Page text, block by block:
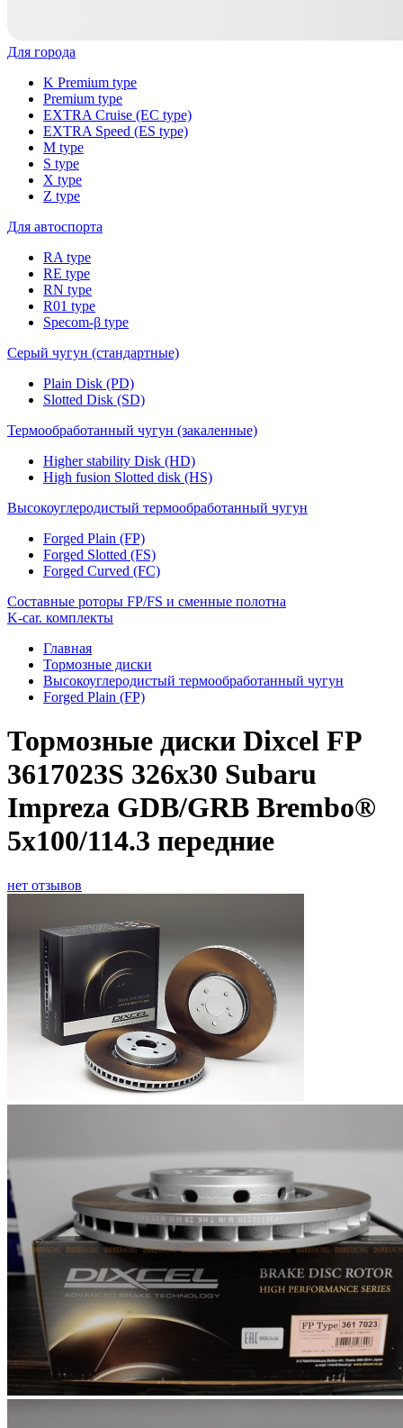
Для города
K Premium type
Premium type
EXTRA Cruise (EC type)
EXTRA Speed (ES type)
M type
S type
X type
Z type
Для автоспорта
RA type
RE type
RN type
R01 type
Specom-β type
Серый чугун (стандартные)
Plain Disk (PD)
Slotted Disk (SD)
Термообработанный чугун (закаленные)
Higher stability Disk (HD)
High fusion Slotted disk (HS)
Высокоуглеродистый термообработанный чугун
Forged Plain (FP)
Forged Slotted (FS)
Forged Curved (FC)
Составные роторы FP/FS и сменные полотна
K-car. комплекты
Главная
Тормозные диски
Высокоуглеродистый термообработанный чугун
Forged Plain (FP)
Тормозные диски Dixcel FP
3617023S 326х30 Subaru
Impreza GDB/GRB Brembo®
5x100/114.3 передние
нет отзывов